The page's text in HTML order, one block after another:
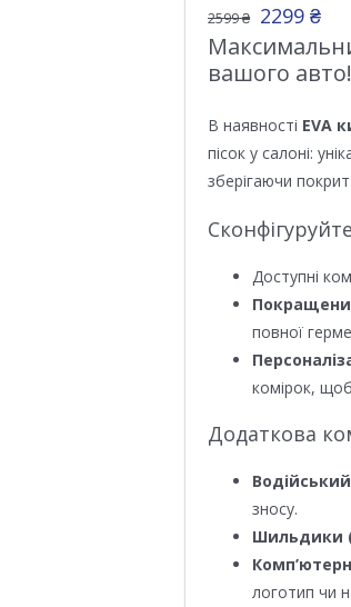
2599₴ 2299 ₴
вашого авто!
В наявності EVA
пісок у салоні:
зберігаючи
Доступні
повної
комірок,
Додаткова
зносу.
Шильдики
логотип чи